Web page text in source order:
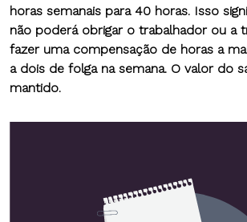
horas semanais para 40 horas. Isso
não poderá obrigar o trabalhador ou a
fazer uma compensação de horas a
a dois de folga na semana. O valor do
mantido.